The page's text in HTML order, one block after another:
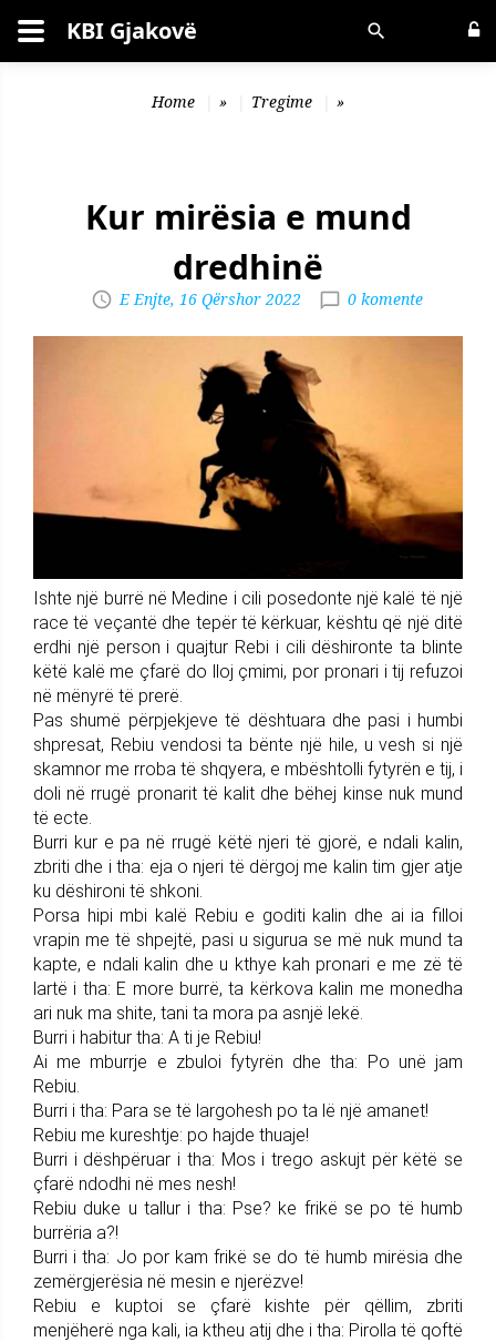
Kërko KBI Gjakovë
Home » Tregime »
Kur mirësia e mund
dredhinë
E Enjte, 16 Qërshor 2022 0 komente
Ishte një burrë në Medine i cili posedonte një kalë të një
race të veçantë dhe tepër të kërkuar, kështu që një ditë
erdhi një person i quajtur Rebi i cili dëshironte ta blinte
këtë kalë me çfarë do lloj çmimi, por pronari i tij refuzoi
në mënyrë të prerë.
Pas shumë përpjekjeve të dështuara dhe pasi i humbi
shpresat, Rebiu vendosi ta bënte një hile, u vesh si një
skamnor me rroba të shqyera, e mbështolli fytyrën e tij, i
doli në rrugë pronarit të kalit dhe bëhej kinse nuk mund
të ecte.
Burri kur e pa në rrugë këtë njeri të gjorë, e ndali kalin,
zbriti dhe i tha: eja o njeri të dërgoj me kalin tim gjer atje
ku dëshironi të shkoni.
Porsa hipi mbi kalë Rebiu e goditi kalin dhe ai ia filloi
vrapin me të shpejtë, pasi u sigurua se më nuk mund ta
kapte, e ndali kalin dhe u kthye kah pronari e me zë të
lartë i tha: E more burrë, ta kërkova kalin me monedha
ari nuk ma shite, tani ta mora pa asnjë lekë.
Burri i habitur tha: A ti je Rebiu!
Ai me mburrje e zbuloi fytyrën dhe tha: Po unë jam
Rebiu.
Burri i tha: Para se të largohesh po ta lë një amanet!
Rebiu me kureshtje: po hajde thuaje!
Burri i dëshpëruar i tha: Mos i trego askujt për këtë se
çfarë ndodhi në mes nesh!
Rebiu duke u tallur i tha: Pse? ke frikë se po të humb
burrëria a?!
Burri i tha: Jo por kam frikë se do të humb mirësia dhe
zemërgjerësia në mesin e njerëzve!
Rebiu e kuptoi se çfarë kishte për qëllim, zbriti
menjëherë nga kali, ia ktheu atij dhe i tha: Pirolla të qoftë